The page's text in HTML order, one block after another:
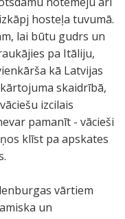
hosteļa tuvumā.
lai būtu gudrs un
pa Itāliju,
kā Latvijas
skaidrībā,
izcilais
pamanīt - vācieši
klīst pa apskates
vārtiem
un